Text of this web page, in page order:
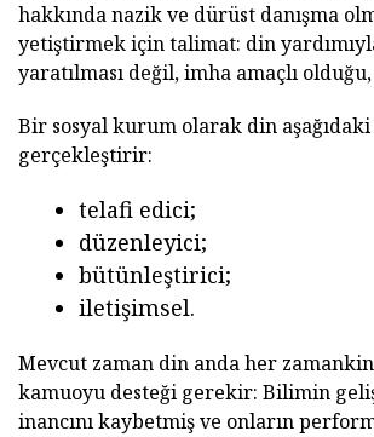
hakkında nazik ve dürüst danışma
yetiştirmek için talimat: din
yaratılması değil, imha amaçlı
Bir sosyal kurum olarak din
gerçekleştirir:
telafi edici;
düzenleyici;
bütünleştirici;
iletişimsel.
Mevcut zaman din anda her
kamuoyu desteği gerekir: Bilimin
inancını kaybetmiş ve onların